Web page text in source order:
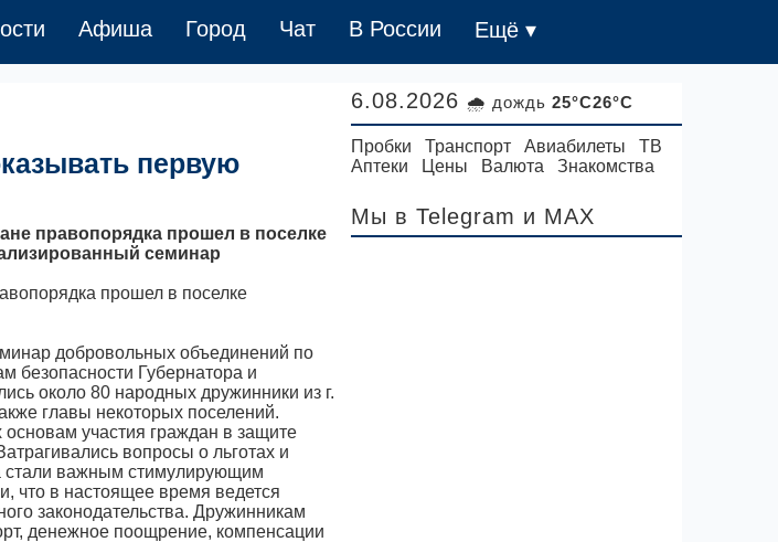
Афиша Город Чат В России Ещё ▾
первую
правопорядка прошел в поселке
семинар
прошел в поселке
добровольных объединений по
безопасности Губернатора и
около 80 народных дружинники из г.
главы некоторых поселений.
участия граждан в защите
вопросы о льготах и
стали важным стимулирующим
что в настоящее время ведется
законодательства. Дружинникам
денежное поощрение, компенсации
6.08.2026 🌧 дождь 25°C26°C
Пробки Транспорт Авиабилеты
ТВ
Аптеки
Цены Валюта Знакомства
Мы в Telegram и MAX